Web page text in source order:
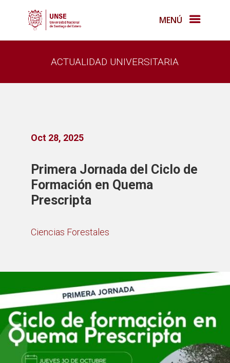
MENÚ
ACTUALIDAD UNIVERSITARIA
Oct 28, 2025
Primera Jornada del Ciclo de
Formación en Quema
Prescripta
Ciencias Forestales